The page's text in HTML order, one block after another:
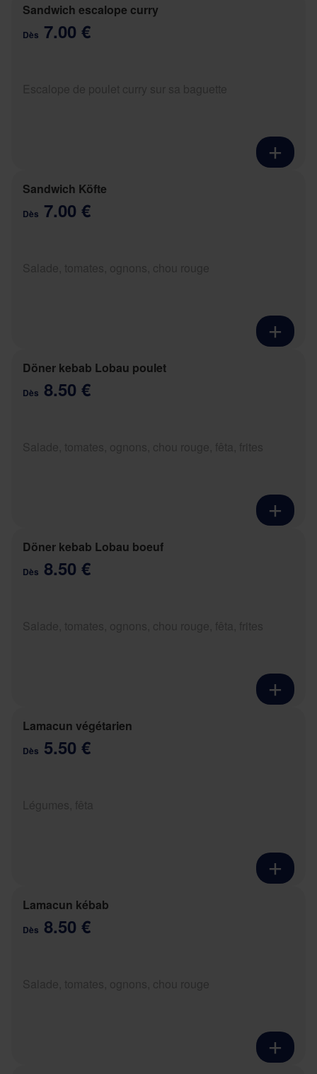
Sandwich escalope curry
Dès 7.00 €
Sandwich Köfte
Dès 7.00 €
Döner kebab Lobau poulet
Dès 8.50 €
Döner kebab Lobau boeuf
Dès 8.50 €
Lamacun végétarien
Dès 5.50 €
Lamacun kébab
Dès 8.50 €